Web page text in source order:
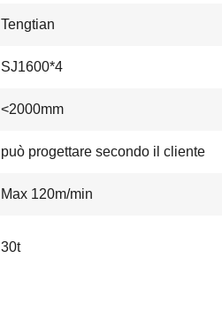
Tengtian
SJ1600*4
<2000mm
può progettare secondo il cliente
Max 120m/min
30t